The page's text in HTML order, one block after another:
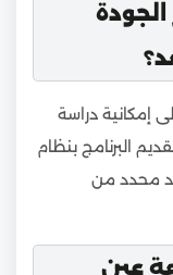
إمكانية دراسة
البرنامج بنظام
محدد من
عين